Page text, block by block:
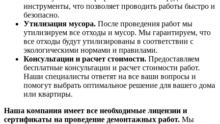
инструменты, что позволяет проводить работы быстро и
безопасно.
Утилизация мусора. После проведения работ мы
утилизируем все отходы и мусор. Мы гарантируем, что
все отходы будут утилизированы в соответствии с
экологическими нормами и правилами.
Консультации и расчет стоимости. Предоставляем
бесплатные консультации и расчет стоимости работ.
Наши специалисты ответят на все ваши вопросы и
помогут выбрать оптимальное решение для вашего дома
или квартиры.
Наша компания имеет все необходимые лицензии и
сертификаты на проведение демонтажных работ. Мы